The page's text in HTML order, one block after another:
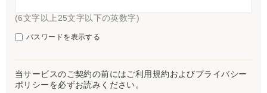
(6文字以上25文字以下の英数字)
パスワードを表示する
当サービスのご契約の前にはご利用規約およびプライバシー
ポリシーを必ずお読みください。